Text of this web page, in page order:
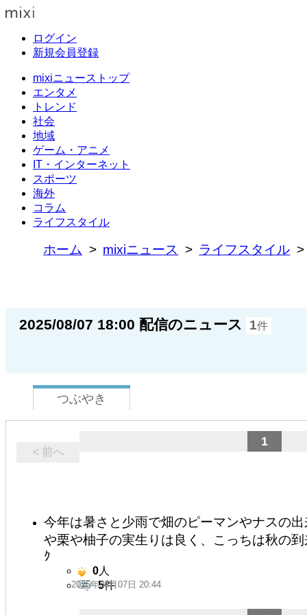
ログイン
新規会員登録
mixiニューストップ
エンタメ
トレンド
社会
地域
ゲーム・アニメ
IT・インターネット
スポーツ
海外
コラム
ライフスタイル
ホーム mixiニュース ライフスタイル
2025/08/07 18:00 配信のニュース 1件
つぶやき
< 前へ
1
今年は暑さと少雨で畑のピーマンやナスの
や栗や柚子の実生りは良く、こっちは秋の
ｸ
2025年08月07日 20:44
0人
5件